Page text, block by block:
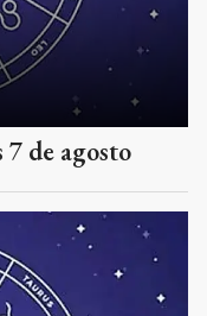
de agosto